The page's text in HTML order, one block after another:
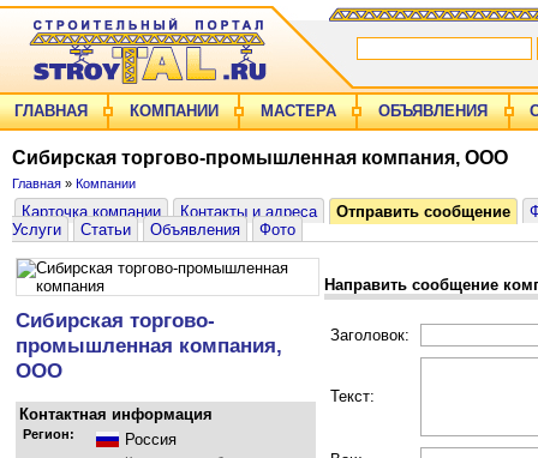
ГЛАВНАЯ КОМПАНИИ МАСТЕРА ОБЪЯВЛЕНИЯ
Сибирская торгово-промышленная компания, ООО
Главная » Компании
Карточка компании Контакты и адреса Отправить сообщение
Услуги
Статьи Объявления Фото
Сибирская торгово-
промышленная компания,
ООО
Контактная информация
Регион: Россия
Направить сообщение
Заголовок:
Текст: